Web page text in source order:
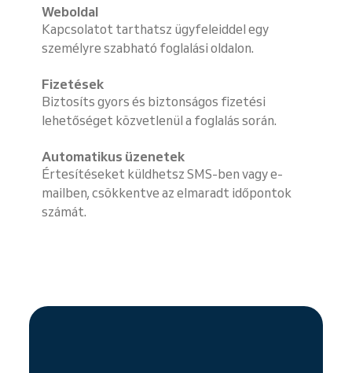
Weboldal
Kapcsolatot tarthatsz ügyfeleiddel egy
személyre szabható foglalási oldalon.
Fizetések
Biztosíts gyors és biztonságos fizetési
lehetőséget közvetlenül a foglalás során.
Automatikus üzenetek
Értesítéseket küldhetsz SMS-ben vagy e-
mailben, csökkentve az elmaradt időpontok
számát.